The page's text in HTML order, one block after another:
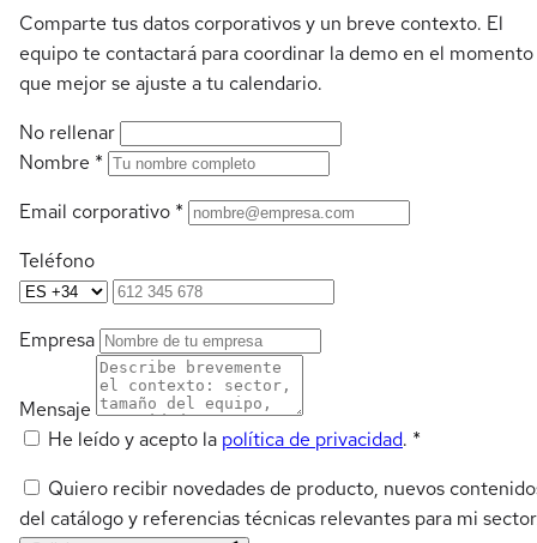
Comparte tus datos corporativos y un breve contexto. El
equipo te contactará para coordinar la demo en el momento
que mejor se ajuste a tu calendario.
No rellenar
Nombre *
Email corporativo *
Teléfono
Empresa
Mensaje
He leído y acepto la política de privacidad. *
Quiero recibir novedades de producto, nuevos
del catálogo y referencias técnicas relevantes para mi